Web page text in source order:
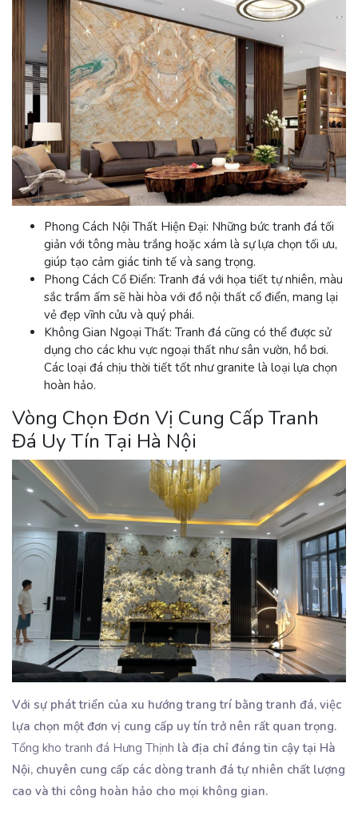
Phong Cách Nội Thất Hiện Đại: Những bức tranh đá tối
giản với tông màu trắng hoặc xám là sự lựa chọn tối ưu,
giúp tạo cảm giác tinh tế và sang trọng.
Phong Cách Cổ Điển: Tranh đá với họa tiết tự nhiên, màu
sắc trầm ấm sẽ hài hòa với đồ nội thất cổ điển, mang lại
vẻ đẹp vĩnh cửu và quý phái.
Không Gian Ngoại Thất: Tranh đá cũng có thể được sử
dụng cho các khu vực ngoại thất như sân vườn, hồ bơi.
Các loại đá chịu thời tiết tốt như granite là loại lựa chọn
hoàn hảo.
Vòng Chọn Đơn Vị Cung Cấp Tranh
Đá Uy Tín Tại Hà Nội
Với sự phát triển của xu hướng trang trí bằng tranh đá, việc
lựa chọn một đơn vị cung cấp uy tín trở nên rất quan trọng.
Tổng kho tranh đá Hưng Thịnh là địa chỉ đáng tin cậy tại Hà
Nội, chuyên cung cấp các dòng tranh đá tự nhiên chất lượng
cao và thi công hoàn hảo cho mọi không gian.